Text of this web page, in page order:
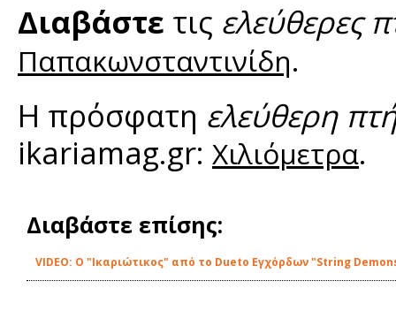
Διαβάστε τις ελεύθερες
Παπακωνσταντινίδη.
H πρόσφατη ελεύθερη
ikariamag.gr: Χιλιόμετρα.
Διαβάστε επίσης:
VIDEO: Ο "Ικαριώτικος" από το Dueto Εγχόρδων "String